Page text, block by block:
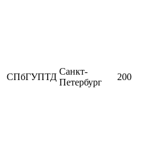
СПбГУПТД
Санкт-
Петербург
200